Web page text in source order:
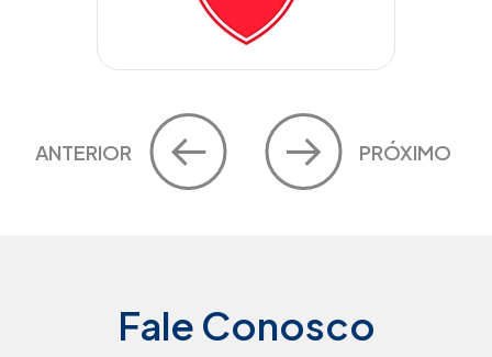
ANTERIOR PRÓXIMO
Fale Conosco